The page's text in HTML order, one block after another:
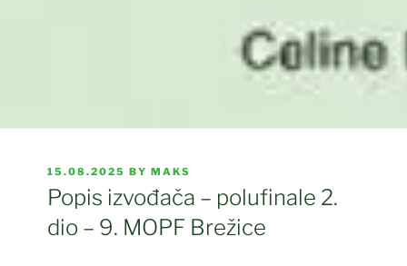
POSTED
ON
15.08.2025 BYMAKS
Popis izvođača – polufinale 2.
dio – 9. MOPF Brežice